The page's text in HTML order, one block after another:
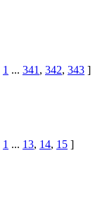
1 ... 341 , 342, 343 ]
1 ... 13, 14, 15 ]